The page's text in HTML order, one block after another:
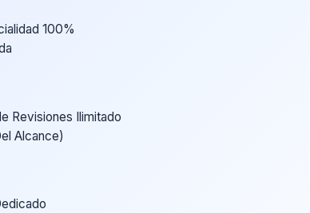
100%
Revisiones Ilimitado
Alcance)